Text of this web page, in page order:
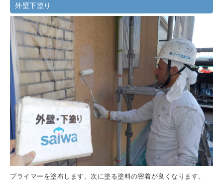
外壁下塗り
プライマーを塗布します。次に塗る塗料の密着が良くなります。